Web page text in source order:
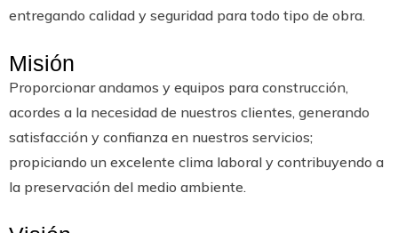
entregando calidad y seguridad para todo tipo de obra.
Misión
Proporcionar andamos y equipos para construcción,
acordes a la necesidad de nuestros clientes, generando
satisfacción y confianza en nuestros servicios;
propiciando un excelente clima laboral y contribuyendo a
la preservación del medio ambiente.